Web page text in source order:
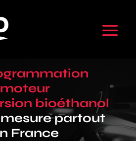
moteur
bioéthanol
partout
France